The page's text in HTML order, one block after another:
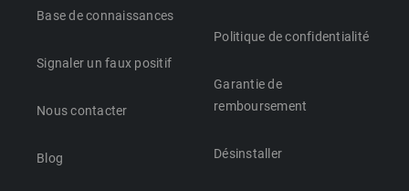
Base de connaissances
Signaler un faux positif
Nous contacter
Blog
Politique de confidentialité
Garantie de
remboursement
Désinstaller